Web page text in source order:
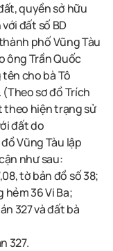
quyền sở hữu
đất số BD
phố Vũng Tàu
ông Trần Quốc
cho bà Tô
sơ đồ Trích
theo hiện trạng sử
đất do
Vũng Tàu lập
như sau:
tờ bản đồ số 38;
36 Vi Ba;
327 và đất bà
327.